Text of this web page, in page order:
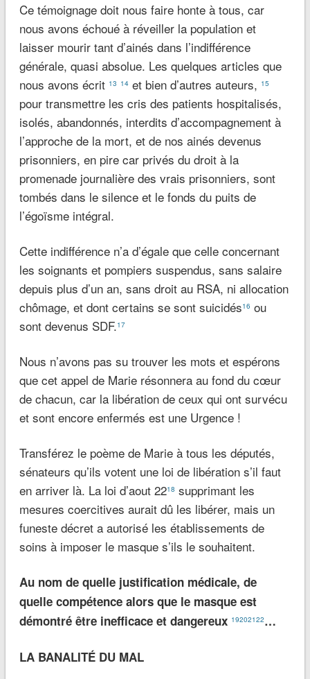
Ce témoignage doit nous faire honte à tous, car
nous avons échoué à réveiller la population et
laisser mourir tant d’ainés dans l’indifférence
générale, quasi absolue. Les quelques articles que
nous avons écrit 13 14et bien d’autres auteurs, 15
pour transmettre les cris des patients hospitalisés,
isolés, abandonnés, interdits d’accompagnement à
l’approche de la mort, et de nos ainés devenus
prisonniers, en pire car privés du droit à la
promenade journalière des vrais prisonniers, sont
tombés dans le silence et le fonds du puits de
l’égoïsme intégral.
Cette indifférence n’a d’égale que celle concernant
les soignants et pompiers suspendus, sans salaire
depuis plus d’un an, sans droit au RSA, ni allocation
chômage, et dont certains se sont suicidés16 ou
sont devenus SDF.17
Nous n’avons pas su trouver les mots et espérons
que cet appel de Marie résonnera au fond du cœur
de chacun, car la libération de ceux qui ont survécu
et sont encore enfermés est une Urgence !
Transférez le poème de Marie à tous les députés,
sénateurs qu’ils votent une loi de libération s’il faut
en arriver là. La loi d’aout 2218 supprimant les
mesures coercitives aurait dû les libérer, mais un
funeste décret a autorisé les établissements de
soins à imposer le masque s’ils le souhaitent.
Au nom de quelle justification médicale, de
quelle compétence alors que le masque est
démontré être inefficace et dangereux 19202122…
LA BANALITÉ DU MAL